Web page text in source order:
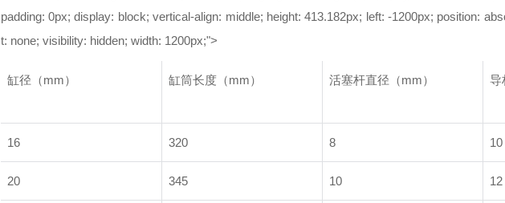
padding: 0px; display: block; vertical-align: middle; height: 413.182px; left: -1200px; position:
t: none; visibility: hidden; width: 1200px;">
缸径（mm） 缸筒长度（mm） 活塞杆直径（mm） 导
16 320 8 10
20 345 10 12